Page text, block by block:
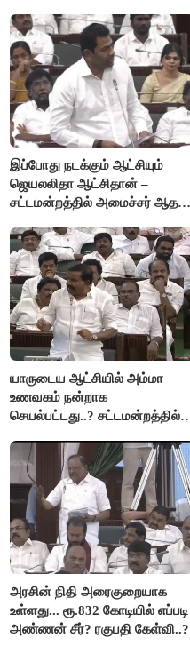
இப்போது நடக்கும் ஆட்சியும்
ஜெயலலிதா ஆட்சிதான் –
சட்டமன்றத்தில் அமைச்சர் ஆதவ்
யாருடைய ஆட்சியில் அம்மா
உணவகம் நன்றாக
செயல்பட்டது..? சட்டமன்றத்தில்
அரசின் நிதி அரைகுறையாக
உள்ளது... ரூ.832 கோடியில் எப்படி
அண்ணன் சீர்? ரகுபதி கேள்வி..?